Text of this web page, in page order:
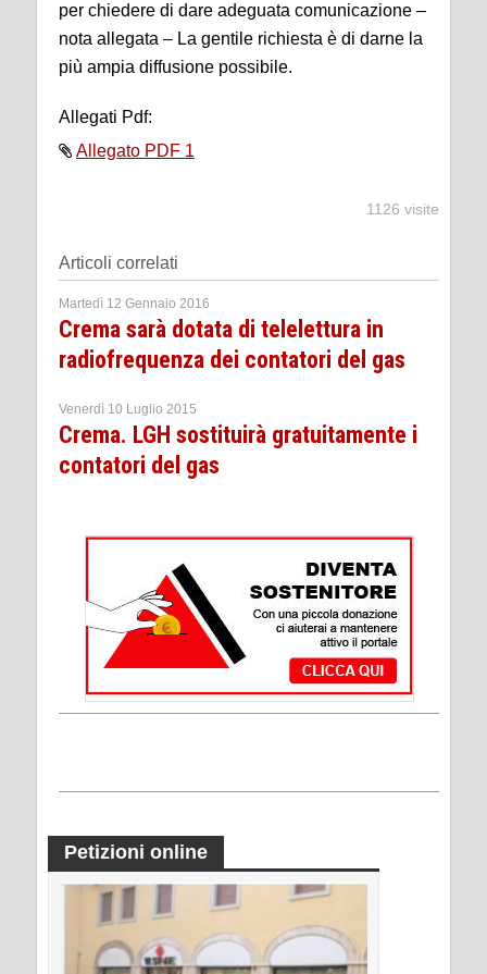
per chiedere di dare adeguata comunicazione –
nota allegata – La gentile richiesta è di darne la
più ampia diffusione possibile.
Allegati Pdf:
Allegato PDF 1
1126 visite
Articoli correlati
Martedì 12 Gennaio 2016
Crema sarà dotata di telelettura in
radiofrequenza dei contatori del gas
Venerdì 10 Luglio 2015
Crema. LGH sostituirà gratuitamente i
contatori del gas
Petizioni online